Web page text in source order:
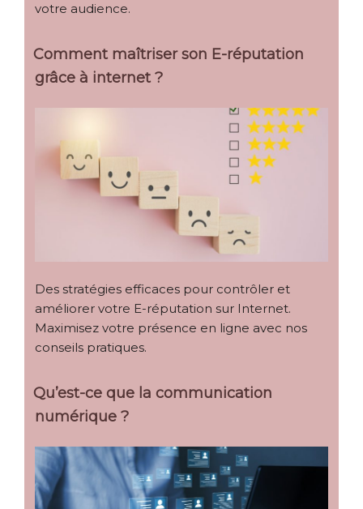
votre audience.
Comment maîtriser son E-réputation
grâce à internet ?
Des stratégies efficaces pour contrôler et
améliorer votre E-réputation sur Internet.
Maximisez votre présence en ligne avec nos
conseils pratiques.
Qu’est-ce que la communication
numérique ?